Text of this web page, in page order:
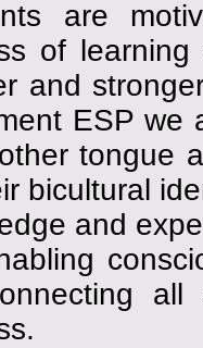
are
of
and
ESP we
tongue
bicultural
and